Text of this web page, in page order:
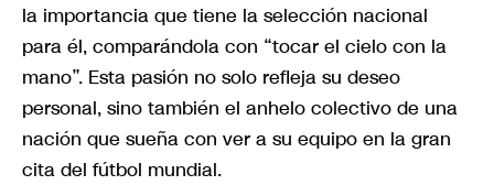
la importancia que tiene la selección nacional
para él, comparándola con “tocar el cielo con la
mano”. Esta pasión no solo refleja su deseo
personal, sino también el anhelo colectivo de una
nación que sueña con ver a su equipo en la gran
cita del fútbol mundial.